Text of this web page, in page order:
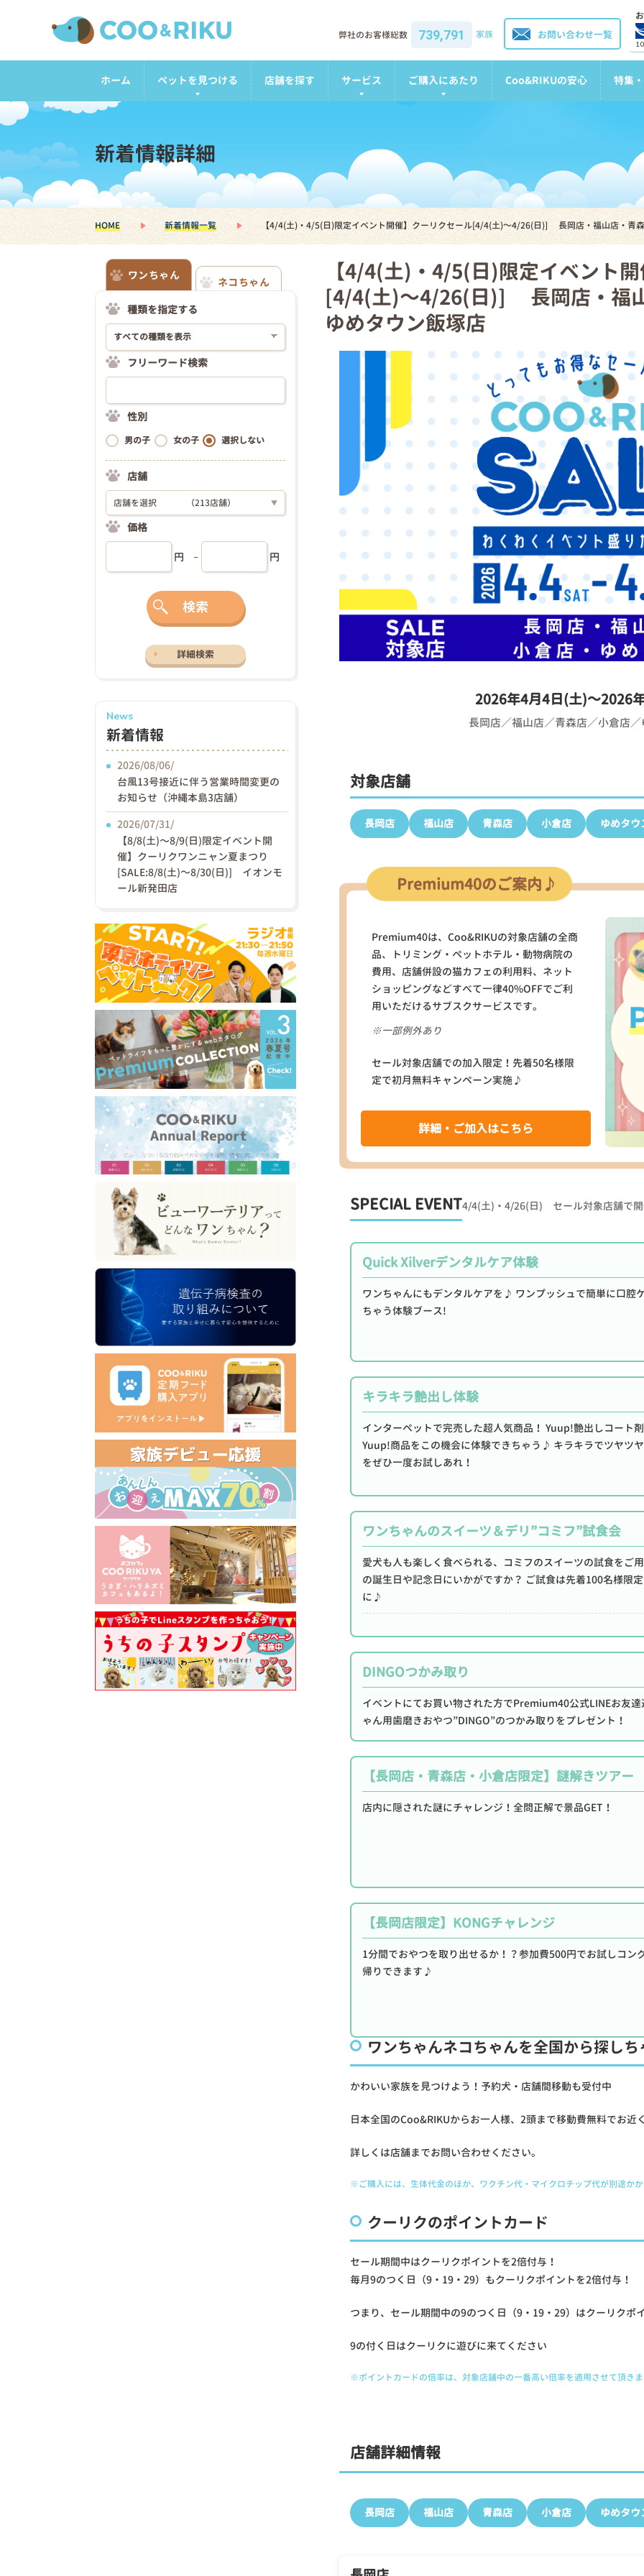
お問い合わせ一覧
弊社のお客様総数 739,791 家族
ホーム ペットを見つける 店舗を探す サービス ご購入にあたり Coo&RIKUの安心 特集
新着情報詳細
HOME 新着情報一覧 【4/4(土)・4/5(日)限定イベント開催】クーリクセール[4/4(土)～4/26(日)] 長岡店・福山店・青
【4/4(土)・4/5(日)限定イベント
[4/4(土)～4/26(日)] 長岡店・福
ゆめタウン飯塚店
2026年4月4日(土)～2026
長岡店／福山店／青森店／小倉店
対象店舗
長岡店 福山店 青森店 小倉店 ゆめタウ
Premium40のご案内♪
Premium40は、Coo&RIKUの対象店舗の全商
品、トリミング・ペットホテル・動物病院の
費用、店舗併設の猫カフェの利用料、ネット
ショッピングなどすべて一律40%OFFでご利
用いただけるサブスクサービスです。
※一部例外あり
セール対象店舗での加入限定！先着50名様限
定で初月無料キャンペーン実施♪
詳細・ご加入はこちら
SPECIAL EVENT4/4(土)・4/26(日) セール対象店舗で
Quick Xilverデンタルケア体験
ワンちゃんにもデンタルケアを♪ ワンプッシュで簡単に口腔
ちゃう体験ブース!
キラキラ艶出し体験
インターペットで完売した超人気商品！ Yuup!艶出しコート
Yuup!商品をこの機会に体験できちゃう♪ キラキラでツヤツ
をぜひ一度お試しあれ！
ワンちゃんのスイーツ＆デリ”コミフ”試食会
愛犬も人も楽しく食べられる、コミフのスイーツの試食をご
の誕生日や記念日にいかがですか？ ご試食は先着100名様限
に♪
DINGOつかみ取り
イベントにてお買い物された方でPremium40公式LINEお友
ゃん用歯磨きおやつ”DINGO”のつかみ取りをプレゼント！
【長岡店・青森店・小倉店限定】謎解きツアー
店内に隠された謎にチャレンジ！全問正解で景品GET！
【長岡店限定】KONGチャレンジ
1分間でおやつを取り出せるか！？参加費500円でお試しコン
帰りできます♪
ワンちゃんネコちゃんを全国から探しち
かわいい家族を見つけよう！予約犬・店舗間移動も受付中
日本全国のCoo&RIKUからお一人様、2頭まで移動費無料でお近
詳しくは店舗までお問い合わせください。
※ご購入には、生体代金のほか、ワクチン代・マイクロチップ代が別途か
クーリクのポイントカード
セール期間中はクーリクポイントを2倍付与！
毎月9のつく日（9・19・29）もクーリクポイントを2倍付与！
つまり、セール期間中の9のつく日（9・19・29）はクーリクポ
9の付く日はクーリクに遊びに来てください
※ポイントカードの倍率は、対象店舗中の一番高い倍率を適用させて頂き
店舗詳細情報
長岡店 福山店 青森店 小倉店 ゆめタウ
ワンちゃん
ネコちゃん
種類を指定する
フリーワード検索
性別
男の子 女の子 選択しない
店舗
店舗を選択 （213店舗） ▼
価格
円 円
検索
詳細検索
News
新着情報
2026/08/06/
台風13号接近に伴う営業時間変更の
お知らせ（沖縄本島3店舗）
2026/07/31/
【8/8(土)〜8/9(日)限定イベント開
催】クーリクワンニャン夏まつり
[SALE:8/8(土)～8/30(日)] イオンモ
ール新発田店